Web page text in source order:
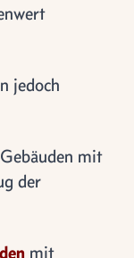
jedoch
mit
der
mit